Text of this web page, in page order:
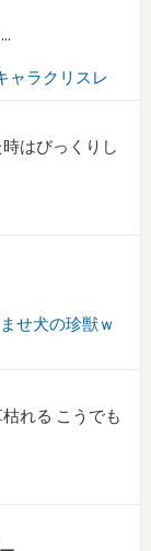
ャラクリスレ
はびっくりし
せ犬の珍獣ｗ
れる こうでも